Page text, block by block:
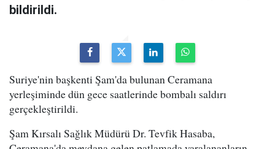
bildirildi.
Suriye'nin başkenti Şam'da bulunan Ceramana
yerleşiminde dün gece saatlerinde bombalı saldırı
gerçekleştirildi.
Şam Kırsalı Sağlık Müdürü Dr. Tevfik Hasaba,